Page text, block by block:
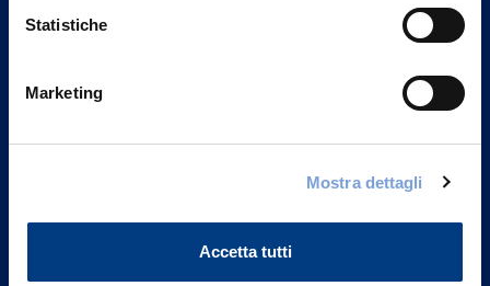
Statistiche
Marketing
Mostra dettagli
Accetta tutti
20149 Milano
FAQ
Governance